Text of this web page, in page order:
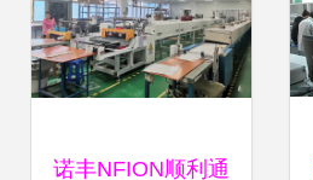
诺丰NFION顺利通